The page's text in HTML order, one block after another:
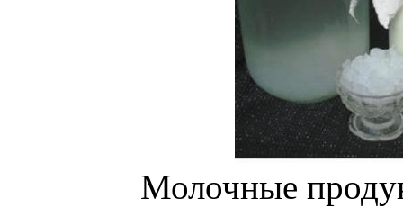
Молочные